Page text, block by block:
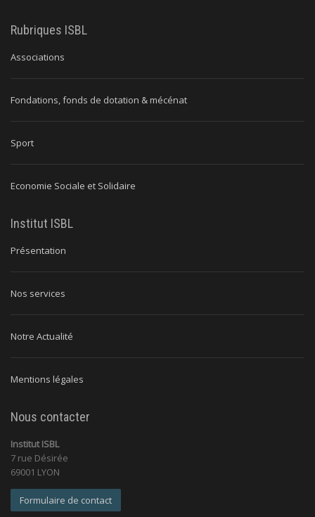
Rubriques ISBL
Associations
Fondations, fonds de dotation & mécénat
Sport
Economie Sociale et Solidaire
Institut ISBL
Présentation
Nos services
Notre Actualité
Mentions légales
Nous contacter
Institut ISBL
7 rue Désirée
69001 LYON
Formulaire de contact